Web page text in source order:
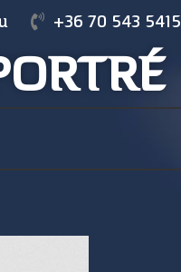
+36 70 543 5415